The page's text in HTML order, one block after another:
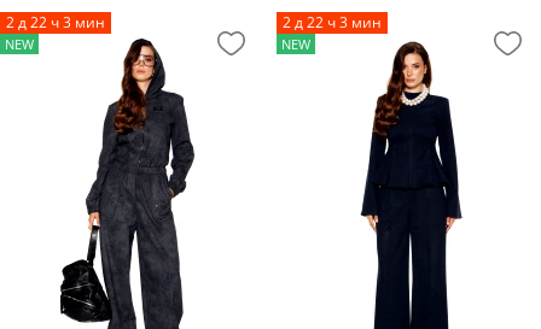
2 д 22 ч 3 мин
NEW
2 д 22 ч 3 мин
NEW